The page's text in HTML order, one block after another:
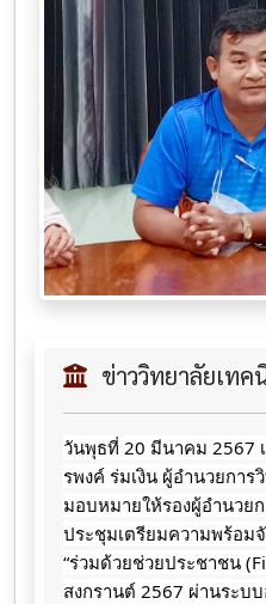
ข่าววิทยาลัยเทค
วันพุธที่ 20 มีนาคม 2567
รพงค์ ร่มเงิน ผู้อำนวยกา
มอบหมายให้รองผู้อำนวย
ประชุมเตรียมความพร้อม
“ร่วมด้วยช่วยประชาชน
สงกรานต์ 2567 ผ่านระบ